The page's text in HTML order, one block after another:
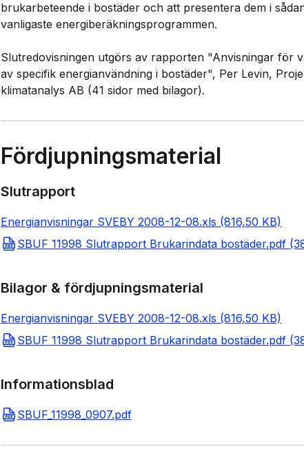
brukarbeteende i bostäder och att presentera dem i
vanligaste energiberäkningsprogrammen.
Slutredovisningen utgörs av rapporten "Anvisningar för
av specifik energianvändning i bostäder", Per Levin,
klimatanalys AB (41 sidor med bilagor).
Fördjupningsmaterial
Slutrapport
Energianvisningar SVEBY 2008-12-08.xls (816,50 KB)
SBUF 11998 Slutrapport Brukarindata bostäder.pdf
Bilagor & fördjupningsmaterial
Energianvisningar SVEBY 2008-12-08.xls (816,50 KB)
SBUF 11998 Slutrapport Brukarindata bostäder.pdf
Informationsblad
SBUF_11998_0907.pdf